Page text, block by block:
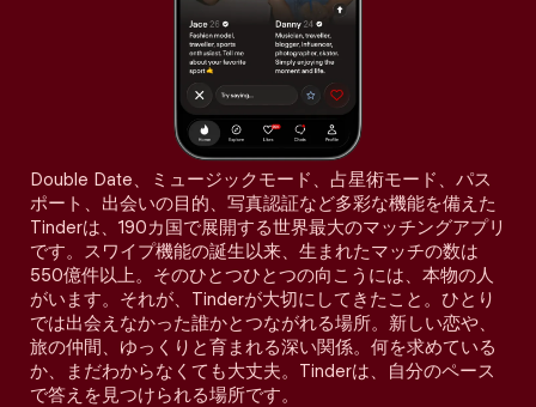
Double Date、ミュージックモード、占星術モード、パス
ポート、出会いの目的、写真認証など多彩な機能を備えた
Tinderは、190カ国で展開する世界最大のマッチングアプリ
です。スワイプ機能の誕生以来、生まれたマッチの数は
550億件以上。そのひとつひとつの向こうには、本物の人
がいます。それが、Tinderが大切にしてきたこと。ひとり
では出会えなかった誰かとつながれる場所。新しい恋や、
旅の仲間、ゆっくりと育まれる深い関係。何を求めている
か、まだわからなくても大丈夫。Tinderは、自分のペース
で答えを見つけられる場所です。